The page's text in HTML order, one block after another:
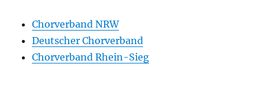
Chorverband NRW
Deutscher Chorverband
Chorverband Rhein-Sieg